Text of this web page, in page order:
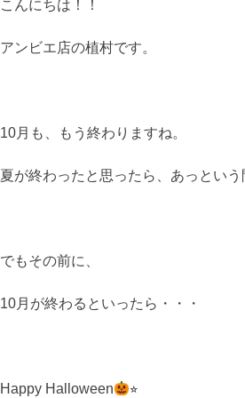
こんにちは！！
アンビエ店の植村です。
10月も、もう終わりますね。
夏が終わったと思ったら、あっという
でもその前に、
10月が終わるといったら・・・
Happy Halloween ⭐︎